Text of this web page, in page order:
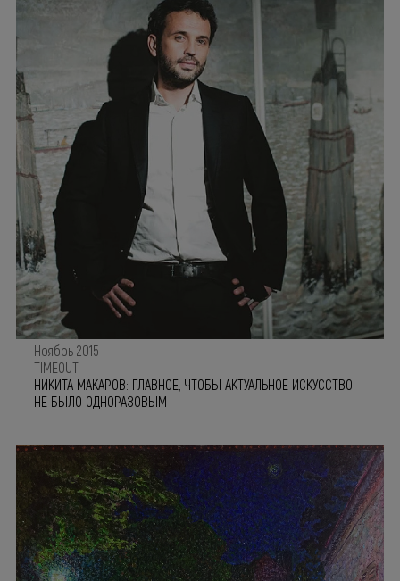
Ноябрь 2015
TIMEOUT
НИКИТА МАКАРОВ: ГЛАВНОЕ, ЧТОБЫ АКТУАЛЬНОЕ ИСКУССТВО
НЕ БЫЛО ОДНОРАЗОВЫМ